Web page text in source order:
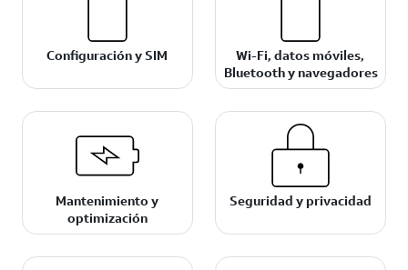
Configuración y SIM
Wi-Fi, datos móviles,
Bluetooth y navegadores
Mantenimiento y
optimización
Seguridad y privacidad